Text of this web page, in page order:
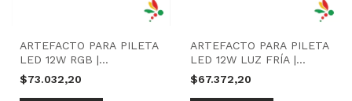
ARTEFACTO PARA PILETA
LED 12W RGB |
IMPORTADORA JA
$73.032,20
ARTEFACTO PARA PILETA
LED 12W LUZ FRÍA |
IMPORTADORA JA
$67.372,20